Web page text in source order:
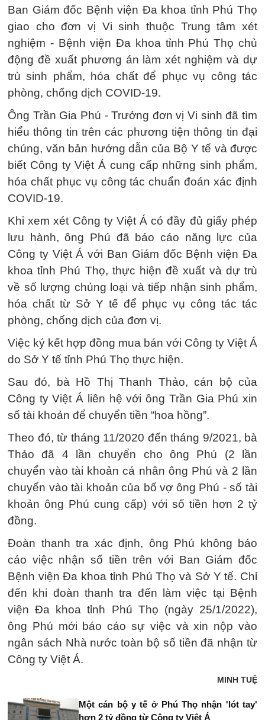
Ban Giám đốc Bệnh viện Đa khoa tỉnh Phú Thọ
giao cho đơn vị Vi sinh thuộc Trung tâm xét
nghiệm - Bệnh viện Đa khoa tỉnh Phú Thọ chủ
động đề xuất phương án làm xét nghiệm và dự
trù sinh phẩm, hóa chất để phục vụ công tác
phòng, chống dịch COVID-19.
Ông Trần Gia Phú - Trưởng đơn vị Vi sinh đã tìm
hiểu thông tin trên các phương tiện thông tin đại
chúng, văn bản hướng dẫn của Bộ Y tế và được
biết Công ty Việt Á cung cấp những sinh phẩm,
hóa chất phục vụ công tác chuẩn đoán xác định
COVID-19.
Khi xem xét Công ty Việt Á có đầy đủ giấy phép
lưu hành, ông Phú đã báo cáo năng lực của
Công ty Việt Á với Ban Giám đốc Bệnh viện Đa
khoa tỉnh Phú Thọ, thực hiện đề xuất và dự trù
về số lượng chủng loại và tiếp nhận sinh phẩm,
hóa chất từ Sở Y tế để phục vụ công tác tác
phòng, chống dịch của đơn vị.
Việc ký kết hợp đồng mua bán với Công ty Việt Á
do Sở Y tế tỉnh Phú Thọ thực hiện.
Sau đó, bà Hồ Thị Thanh Thảo, cán bộ của
Công ty Việt Á liên hệ với ông Trần Gia Phú xin
số tài khoản để chuyển tiền “hoa hồng”.
Theo đó, từ tháng 11/2020 đến tháng 9/2021, bà
Thảo đã 4 lần chuyển cho ông Phú (2 lần
chuyển vào tài khoản cá nhân ông Phú và 2 lần
chuyển vào tài khoản của bố vợ ông Phú - số tài
khoản ông Phú cung cấp) với số tiền hơn 2 tỷ
đồng.
Đoàn thanh tra xác định, ông Phú không báo
cáo việc nhận số tiền trên với Ban Giám đốc
Bệnh viện Đa khoa tỉnh Phú Thọ và Sở Y tế. Chỉ
đến khi đoàn thanh tra đến làm việc tại Bệnh
viện Đa khoa tỉnh Phú Thọ (ngày 25/1/2022),
ông Phú mới báo cáo sự việc và xin nộp vào
ngân sách Nhà nước toàn bộ số tiền đã nhận từ
Công ty Việt Á.
MINH TUỆ
Một cán bộ y tế ở Phú Thọ nhận 'lót tay'
hơn 2 tỷ đồng từ Công ty Việt Á